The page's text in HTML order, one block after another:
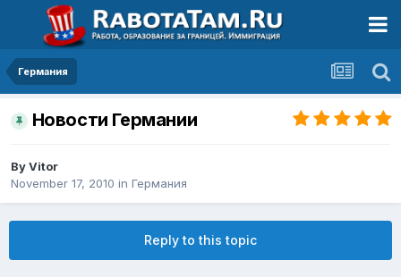
Германия
Новости Германии
ByVitor
November 17, 2010 in Германия
Reply to this topic